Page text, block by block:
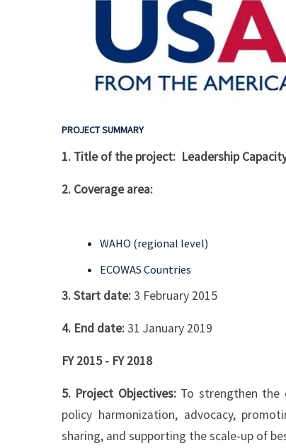
PROJECT SUMMARY
1. Title of the project: Leadership
2. Coverage area:
WAHO (regional level)
ECOWAS Countries
3. Start date:3 February 2015
4. End date:31 January 2019
FY 2015 - FY 2018
5. Project Objectives:To strengthen the
policy harmonization, advocacy,
sharing, and supporting the scale-up of